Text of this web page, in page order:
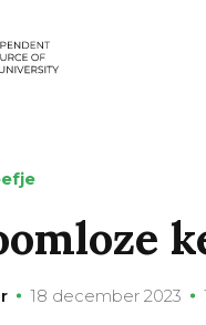
18 december 2023